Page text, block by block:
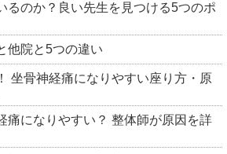
るのか？良い先生を見つける5つのポ
他院と5つの違い
坐骨神経痛になりやすい座り方・原
痛になりやすい？ 整体師が原因を詳